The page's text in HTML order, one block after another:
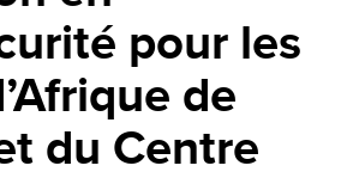
pour les
de
du Centre